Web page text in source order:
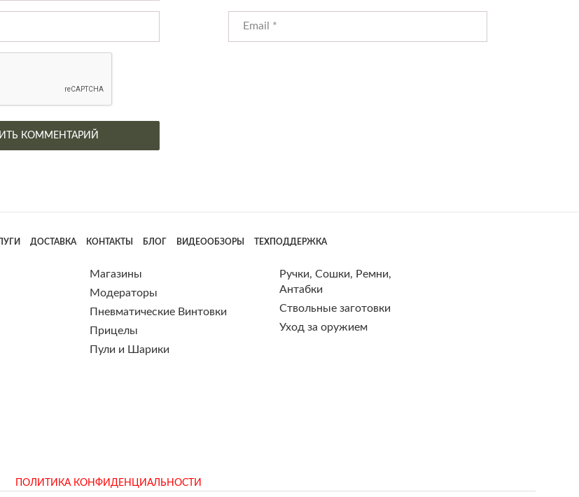
ДОСТАВКА КОНТАКТЫ БЛОГ ВИДЕООБЗОРЫ ТЕХПОДДЕРЖКА
Магазины
Модераторы
Пневматические Винтовки
Прицелы
Пули и Шарики
Ручки, Сошки, Ремни,
Антабки
Ствольные заготовки
Уход за оружием
ПОЛИТИКА КОНФИДЕНЦИАЛЬНОСТИ